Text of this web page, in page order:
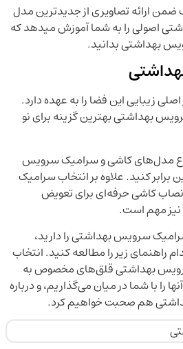
ارائه تصاویری از جدیدترین مدل
اصولی را به شما آموزش میدهد که
بهداشتی بدانید.
زیبایی این فضا را به عهده دارد.
بهداشتی بهترین گزینه برای نو
مدل‌های کاشی و سرامیک سرویس
برابر کنید. علاوه بر انتخاب سرامیک
کاشی حرفه‌ای برای تعویض
مهم است.
سرویس بهداشتی را دارید،
راهنمای زیر را مطالعه کنید. انتخاب
بهداشتی قلق‌های مخصوص به
را با شما در میان می‌گذاریم، و درباره
هم صحبت خواهیم کرد.